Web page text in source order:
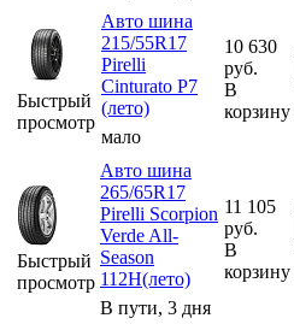
Быстрый
просмотр
Авто шина
215/55R17
Pirelli
Cinturato P7
(лето)
мало
10 630
руб.
В
корзину
Быстрый
просмотр
Авто шина
265/65R17
Pirelli Scorpion
Verde All-
Season
112H(лето)
В пути, 3 дня
11 105
руб.
В
корзину